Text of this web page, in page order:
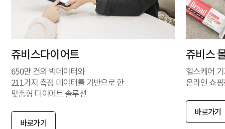
쥬비스다이어트
650만 건의 빅데이터와
211가지 측정 데이터를 기반으로 한
맞춤형 다이어트 솔루션
바로가기
쥬비스
헬스케어
온라인 쇼
바로가기